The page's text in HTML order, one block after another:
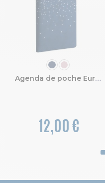
COULEUR
Agenda de poche Eurotime 16 Amélie 8,5 x 16 cm Semainier Janvier à Décembre 2027
12,00 €